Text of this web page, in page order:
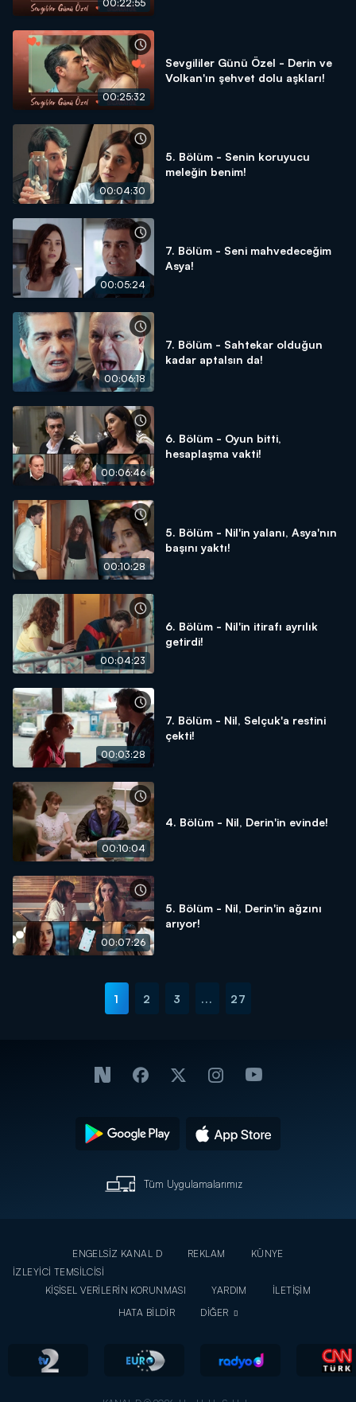
00:22:55
00:25:32
Sevgililer Günü Özel - Derin ve
Volkan'ın şehvet dolu aşkları!
00:04:30
5. Bölüm - Senin koruyucu
meleğin benim!
00:05:24
7. Bölüm - Seni mahvedeceğim
Asya!
00:06:18
7. Bölüm - Sahtekar olduğun
kadar aptalsın da!
00:06:46
6. Bölüm - Oyun bitti,
hesaplaşma vakti!
00:10:28
5. Bölüm - Nil'in yalanı, Asya'nın
başını yaktı!
00:04:23
6. Bölüm - Nil'in itirafı ayrılık
getirdi!
00:03:28
7. Bölüm - Nil, Selçuk'a restini
çekti!
00:10:04
4. Bölüm - Nil, Derin'in evinde!
00:07:26
5. Bölüm - Nil, Derin'in ağzını
arıyor!
1 2 3 ... 27
Tüm Uygulamalarımız
ENGELSİZ KANAL D REKLAM
KÜNYE
İZLEYİCİ TEMSİLCİSİ
KİŞİSEL VERİLERİN KORUNMASI
YARDIM
İLETİŞİM
HATA BİLDİR
DİĞER